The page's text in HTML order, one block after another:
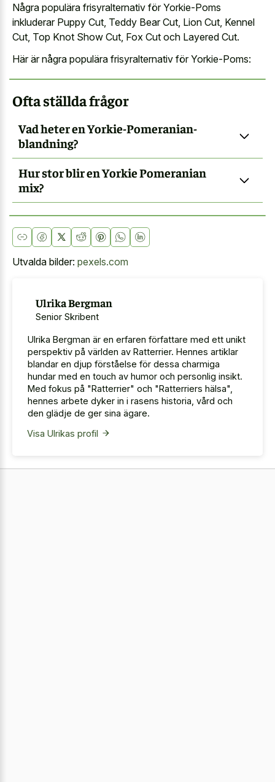
Några populära frisyralternativ för Yorkie-Poms
inkluderar Puppy Cut, Teddy Bear Cut, Lion Cut, Kennel
Cut, Top Knot Show Cut, Fox Cut och Layered Cut.
Här är några populära frisyralternativ för Yorkie-Poms:
Ofta ställda frågor
Vad heter en Yorkie-Pomeranian-
blandning?
Hur stor blir en Yorkie Pomeranian
mix?
Utvalda bilder: pexels.com
Ulrika Bergman
Senior Skribent
Ulrika Bergman är en erfaren författare med ett unikt
perspektiv på världen av Ratterrier. Hennes artiklar
blandar en djup förståelse för dessa charmiga
hundar med en touch av humor och personlig insikt.
Med fokus på "Ratterrier" och "Ratterriers hälsa",
hennes arbete dyker in i rasens historia, vård och
den glädje de ger sina ägare.
Visa Ulrikas profil